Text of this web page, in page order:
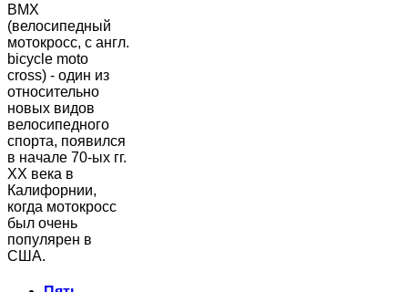
BMX
(велосипедный
мотокросс, с англ.
bicycle moto
cross) - один из
относительно
новых видов
велосипедного
спорта, появился
в начале 70-ых гг.
ХХ века в
Калифорнии,
когда мотокросс
был очень
популярен в
США.